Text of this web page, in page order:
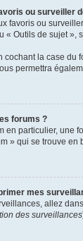
ou surveiller
favoris ou
« Outils de sujet »,
cochant la case du
permettra
forums ?
en particulier, une
» qui se trouve en
mes
allez
des surveillances